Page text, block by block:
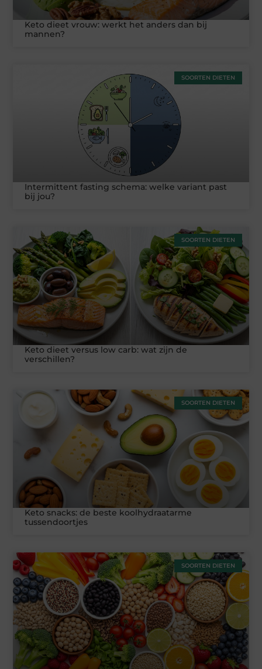
Keto dieet vrouw: werkt het anders dan bij
mannen?
SOORTEN DIETEN
Intermittent fasting schema: welke variant past
bij jou?
SOORTEN DIETEN
Keto dieet versus low carb: wat zijn de
verschillen?
SOORTEN DIETEN
Keto snacks: de beste koolhydraatarme
tussendoortjes
SOORTEN DIETEN